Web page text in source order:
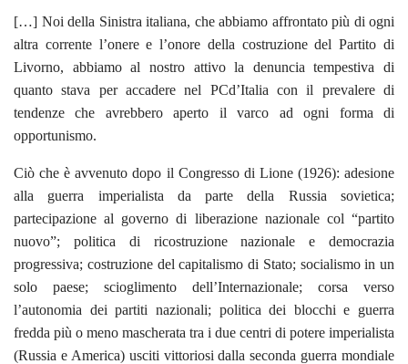
[…] Noi della Sinistra italiana, che abbiamo affrontato più di ogni
altra corrente l’onere e l’onore della costruzione del Partito di
Livorno, abbiamo al nostro attivo la denuncia tempestiva di
quanto stava per accadere nel PCd’Italia con il prevalere di
tendenze che avrebbero aperto il varco ad ogni forma di
opportunismo.
Ciò che è avvenuto dopo il Congresso di Lione (1926): adesione
alla guerra imperialista da parte della Russia sovietica;
partecipazione al governo di liberazione nazionale col “partito
nuovo”; politica di ricostruzione nazionale e democrazia
progressiva; costruzione del capitalismo di Stato; socialismo in un
solo paese; scioglimento dell’Internazionale; corsa verso
l’autonomia dei partiti nazionali; politica dei blocchi e guerra
fredda più o meno mascherata tra i due centri di potere imperialista
(Russia e America) usciti vittoriosi dalla seconda guerra mondiale